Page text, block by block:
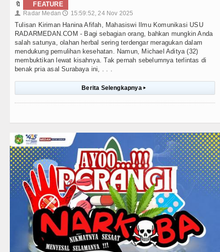
🔖 FEATURE
👤 Radar Medan 🕔 15:59:52, 24 Nov 2025
Tulisan Kiriman Hanina Afifah, Mahasiswi Ilmu Komunikasi USU
RADARMEDAN.COM - Bagi sebagian orang, bahkan mungkin Anda
salah satunya, olahan herbal sering terdengar meragukan dalam
mendukung pemulihan kesehatan. Namun, Michael Aditya (32)
membuktikan lewat kisahnya. Tak pernah sebelumnya terlintas di
benak pria asal Surabaya ini, . . .
Berita Selengkapnya ▸